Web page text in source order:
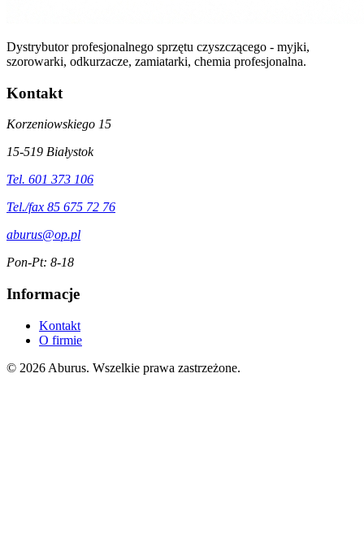
Dystrybutor profesjonalnego sprzętu czyszczącego - myjki,
szorowarki, odkurzacze, zamiatarki, chemia profesjonalna.
Kontakt
Korzeniowskiego 15
15-519 Białystok
Tel. 601 373 106
Tel./fax 85 675 72 76
aburus@op.pl
Pon-Pt: 8-18
Informacje
Kontakt
O firmie
© 2026 Aburus. Wszelkie prawa zastrzeżone.